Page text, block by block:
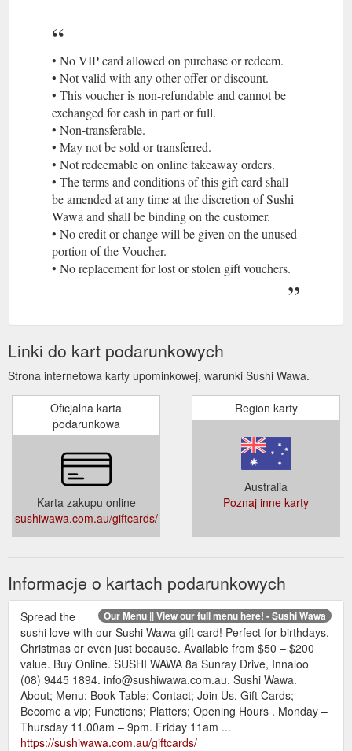
• No VIP card allowed on purchase or redeem.
• Not valid with any other offer or discount.
• This voucher is non-refundable and cannot be
exchanged for cash in part or full.
• Non-transferable.
• May not be sold or transferred.
• Not redeemable on online takeaway orders.
• The terms and conditions of this gift card shall
be amended at any time at the discretion of Sushi
Wawa and shall be binding on the customer.
• No credit or change will be given on the unused
portion of the Voucher.
• No replacement for lost or stolen gift vouchers.
Linki do kart podarunkowych
Strona internetowa karty upominkowej, warunki Sushi Wawa.
Oficjalna karta
podarunkowa
Karta zakupu online
sushiwawa.com.au/giftcards/
Region karty
Australia
Poznaj inne karty
Informacje o kartach podarunkowych
Our Menu || View our full menu here! - Sushi Wawa
Spread the
sushi love with our Sushi Wawa gift card! Perfect for birthdays,
Christmas or even just because. Available from $50 – $200
value. Buy Online. SUSHI WAWA 8a Sunray Drive, Innaloo
(08) 9445 1894. info@sushiwawa.com.au. Sushi Wawa.
About; Menu; Book Table; Contact; Join Us. Gift Cards;
Become a vip; Functions; Platters; Opening Hours . Monday –
Thursday 11.00am – 9pm. Friday 11am ...
https://sushiwawa.com.au/giftcards/